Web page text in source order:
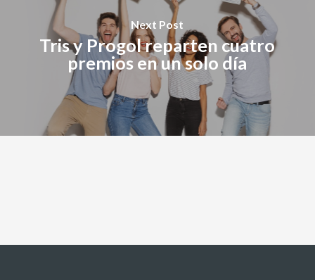
Next Post
Tris y Progol reparten cuatro
premios en un solo día